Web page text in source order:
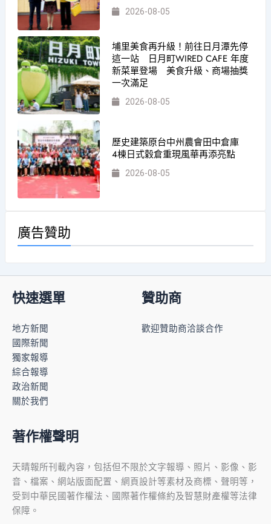
2026-08-05
埔里美食再升級！前往日月潭先停
這一站 日月町WIRED CAFE 年度
新菜單登場 美食升級、商場抽獎
一次滿足
2026-08-05
歷史建築原台中州農會田中倉庫
4棟日式穀倉重現風華再添亮點
2026-08-05
廣告贊助
快速選單
地方新聞
國際新聞
獨家報導
綜合報導
政治新聞
關於我們
贊助商
歡迎贊助商洽談合作
著作權聲明
天晴報所刊載內容，包括但不限於文字報導、照片、影像、影
音、檔案、網站版面配置、網頁設計等素材及商標、聲明等，
受到中華民國著作權法、國際著作權條約及智慧財產權等法律
保障。